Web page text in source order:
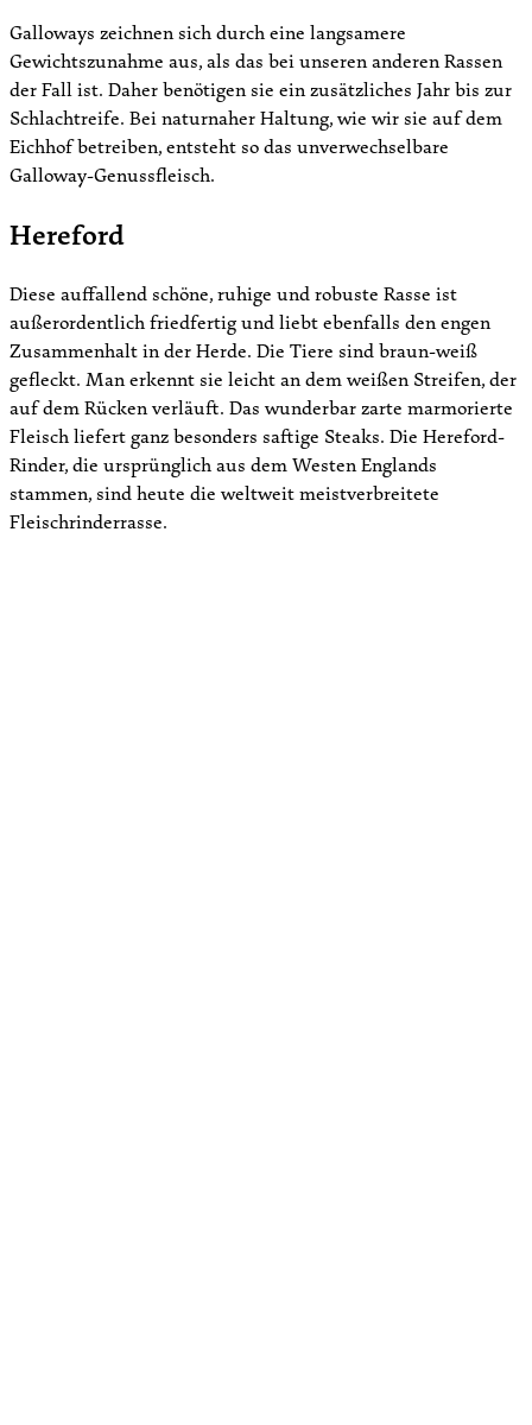
Galloways zeichnen sich durch eine langsamere
Gewichtszunahme aus, als das bei unseren anderen Rassen
der Fall ist. Daher benötigen sie ein zusätzliches Jahr bis zur
Schlachtreife. Bei naturnaher Haltung, wie wir sie auf dem
Eichhof betreiben, entsteht so das unverwechselbare
Galloway-Genussfleisch.
Hereford
Diese auffallend schöne, ruhige und robuste Rasse ist
außerordentlich friedfertig und liebt ebenfalls den engen
Zusammenhalt in der Herde. Die Tiere sind braun-weiß
gefleckt. Man erkennt sie leicht an dem weißen Streifen, der
auf dem Rücken verläuft. Das wunderbar zarte marmorierte
Fleisch liefert ganz besonders saftige Steaks. Die Hereford-
Rinder, die ursprünglich aus dem Westen Englands
stammen, sind heute die weltweit meistverbreitete
Fleischrinderrasse.